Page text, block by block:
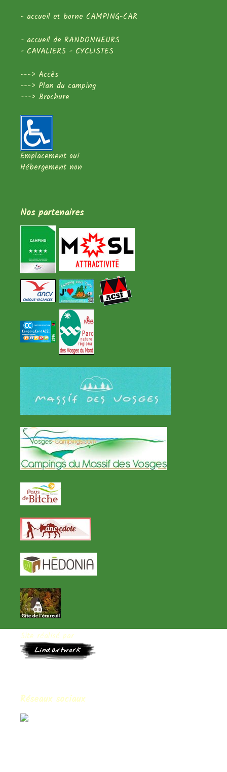
- accueil et borne CAMPING-CAR
- accueil de RANDONNEURS
- CAVALIERS - CYCLISTES
---> Accès
---> Plan du camping
---> Brochure
Emplacement oui
Hébergement non
Nos partenaires
Site réalisé par
Réseaux sociaux